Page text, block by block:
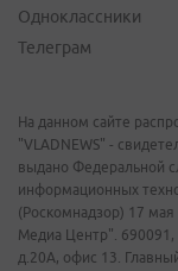
Одноклассники
Телеграм
На данном сайте
"VLADNEWS" -
выдано Федеральной
информационных
(Роскомнадзор) 17
Медиа Центр". 690091,
д.20А, офис 13.